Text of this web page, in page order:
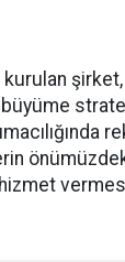
kurulan
büyüme